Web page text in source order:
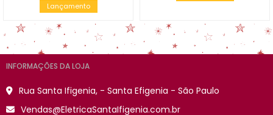
Lançamento
INFORMAÇÕES DA LOJA
Rua Santa Ifigenia, - Santa Efigenia - São Paulo
Vendas@EletricaSantaIfigenia.com.br